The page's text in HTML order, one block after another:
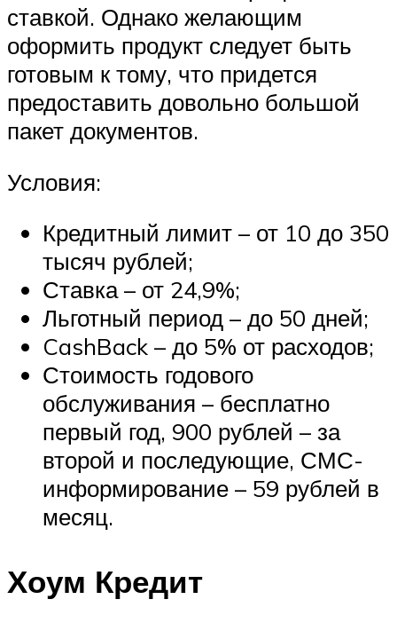
ставкой. Однако желающим
оформить продукт следует быть
готовым к тому, что придется
предоставить довольно большой
пакет документов.
Условия:
Кредитный лимит – от 10 до 350
тысяч рублей;
Ставка – от 24,9%;
Льготный период – до 50 дней;
CashBack – до 5% от расходов;
Стоимость годового
обслуживания – бесплатно
первый год, 900 рублей – за
второй и последующие, СМС-
информирование – 59 рублей в
месяц.
Хоум Кредит